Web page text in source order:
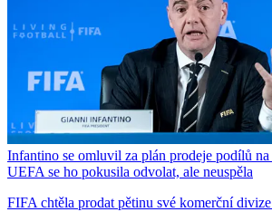
Infantino se omluvil za plán prodeje podílů
UEFA se ho pokusila odvolat, ale neuspěla
FIFA chtěla prodat pětinu své komerční